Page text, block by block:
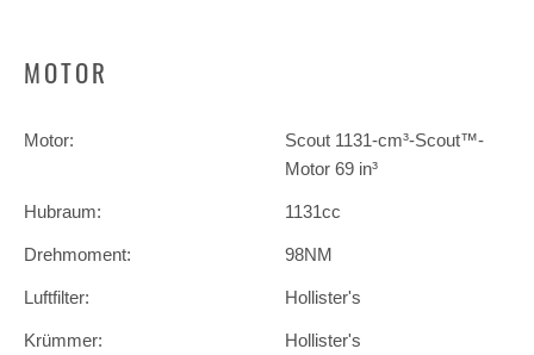
MOTOR
Motor:
Scout 1131-cm³-Scout™-
Motor 69 in³
Hubraum: 1131cc
Drehmoment: 98NM
Luftfilter: Hollister's
Krümmer: Hollister's